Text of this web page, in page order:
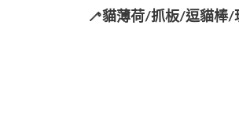
🦯貓薄荷/抓板/逗貓棒/